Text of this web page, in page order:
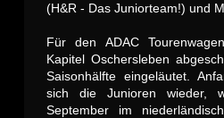
(H&R - Das Juniorteam!) und
Für den ADAC
Kapitel Oschersleben
Saisonhälfte eingeläutet.
sich die Junioren wieder,
September im